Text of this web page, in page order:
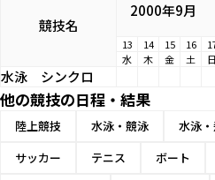
競技名
2000年9月
13 14 15 16
水
木 金 土 日
水泳 シンクロ
他の競技の日程・結果
陸上競技 水泳・競泳 水泳
サッカー
テニス ボート